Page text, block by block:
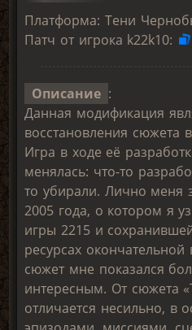
Платформа: Тени
Патч от игрока k22k10:
Описание :
Данная модификация
восстановления сюжета
Игра в ходе её
менялась: что-то
то убирали. Лично меня
2005 года, о котором я
игры 2215 и
ресурсах
сюжет мне показался
интересным. От сюжета
отличается несильно, в